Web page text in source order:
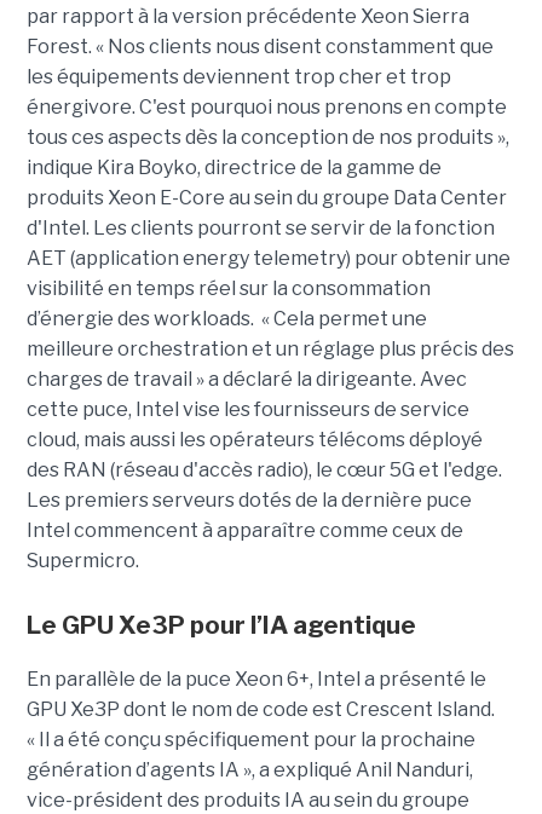
par rapport à la version précédente Xeon Sierra
Forest. « Nos clients nous disent constamment que
les équipements deviennent trop cher et trop
énergivore. C'est pourquoi nous prenons en compte
tous ces aspects dès la conception de nos produits »,
indique Kira Boyko, directrice de la gamme de
produits Xeon E-Core au sein du groupe Data Center
d'Intel. Les clients pourront se servir de la fonction
AET (application energy telemetry) pour obtenir une
visibilité en temps réel sur la consommation
d’énergie des workloads. « Cela permet une
meilleure orchestration et un réglage plus précis des
charges de travail » a déclaré la dirigeante. Avec
cette puce, Intel vise les fournisseurs de service
cloud, mais aussi les opérateurs télécoms déployé
des RAN (réseau d'accès radio), le cœur 5G et l'edge.
Les premiers serveurs dotés de la dernière puce
Intel commencent à apparaître comme ceux de
Supermicro.
Le GPU Xe3P pour l’IA agentique
En parallèle de la puce Xeon 6+, Intel a présenté le
GPU Xe3P dont le nom de code est Crescent Island.
« Il a été conçu spécifiquement pour la prochaine
génération d’agents IA », a expliqué Anil Nanduri,
vice-président des produits IA au sein du groupe